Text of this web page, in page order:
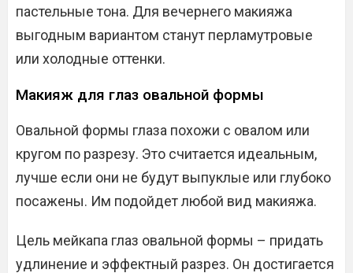
пастельные тона. Для вечернего макияжа
выгодным вариантом станут перламутровые
или холодные оттенки.
Макияж для глаз овальной формы
Овальной формы глаза похожи с овалом или
кругом по разрезу. Это считается идеальным,
лучше если они не будут выпуклые или глубоко
посажены. Им подойдет любой вид макияжа.
Цель мейкапа глаз овальной формы – придать
удлинение и эффектный разрез. Он достигается